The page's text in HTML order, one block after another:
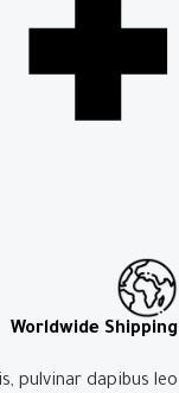
Worldwide Shipping
pulvinar dapibus leo.​